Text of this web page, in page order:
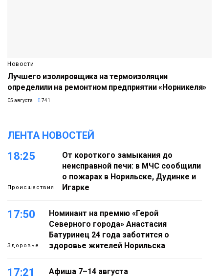
Новости
Лучшего изолировщика на термоизоляции
определили на ремонтном предприятии «Норникеля»
05 августа 741
ЛЕНТА НОВОСТЕЙ
18:25
Происшествия
От короткого замыкания до
неисправной печи: в МЧС сообщили
о пожарах в Норильске, Дудинке и
Игарке
17:50
Здоровье
Номинант на премию «Герой
Северного города» Анастасия
Батуринец 24 года заботится о
здоровье жителей Норильска
17:21 Афиша 7–14 августа